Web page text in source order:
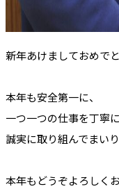
新年あけましておめで
本年も安全第一に、
一つ一つの仕事を丁寧に
誠実に取り組んでまいり
本年もどうぞよろしく